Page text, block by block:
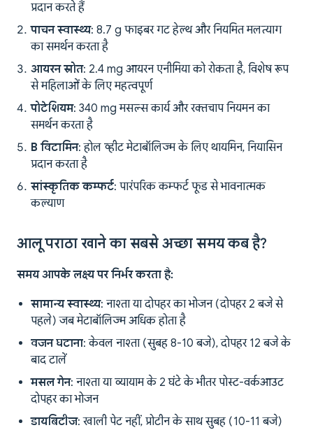
प्रदान करते हैं
पाचन स्वास्थ्य: 8.7 g फाइबर गट हेल्थ और नियमित मलत्याग
का समर्थन करता है
आयरन स्रोत: 2.4 mg आयरन एनीमिया को रोकता है, विशेष रूप
से महिलाओं के लिए महत्वपूर्ण
पोटेशियम: 340 mg मसल्स कार्य और रक्तचाप नियमन का
समर्थन करता है
B विटामिन: होल व्हीट मेटाबॉलिज्म के लिए थायमिन, नियासिन
प्रदान करता है
सांस्कृतिक कम्फर्ट: पारंपरिक कम्फर्ट फूड से भावनात्मक
कल्याण
आलू पराठा खाने का सबसे अच्छा समय कब है?
समय आपके लक्ष्य पर निर्भर करता है:
सामान्य स्वास्थ्य: नाश्ता या दोपहर का भोजन (दोपहर 2 बजे से
पहले) जब मेटाबॉलिज्म अधिक होता है
वजन घटाना: केवल नाश्ता (सुबह 8-10 बजे), दोपहर 12 बजे के
बाद टालें
मसल गेन: नाश्ता या व्यायाम के 2 घंटे के भीतर पोस्ट-वर्कआउट
दोपहर का भोजन
डायबिटीज: खाली पेट नहीं, प्रोटीन के साथ सुबह (10-11 बजे)